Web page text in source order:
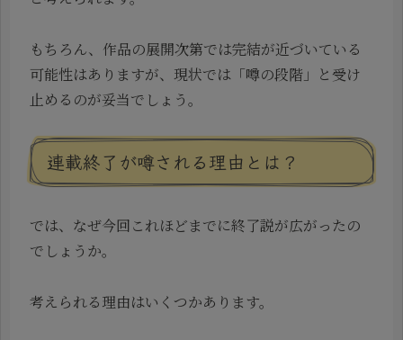
もちろん、作品の展開次第では完結が近づいている
可能性はありますが、現状では「噂の段階」と受け
止めるのが妥当でしょう。
連載終了が噂される理由とは？
では、なぜ今回これほどまでに終了説が広がったの
でしょうか。
考えられる理由はいくつかあります。